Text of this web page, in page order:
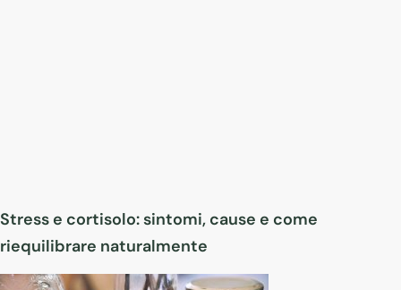
Stress e cortisolo: sintomi, cause e come
riequilibrare naturalmente